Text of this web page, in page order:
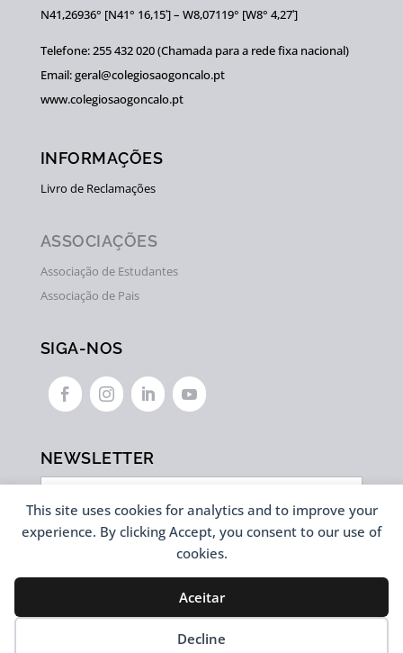
This site uses cookies for analytics and to improve your
experience. By clicking Accept, you consent to our use of
cookies.
Aceitar
Decline
N41,26936° [N41° 16,15ʹ] – W8,07119° [W8° 4,27ʹ]
Telefone: 255 432 020 (Chamada para a rede fixa nacional)
Email: geral@colegiosaogoncalo.pt
www.colegiosaogoncalo.pt
INFORMAÇÕES
Livro de Reclamações
ASSOCIAÇÕES
Associação de Estudantes
Associação de Pais
SIGA-NOS
   
NEWSLETTER
Desenvolvido por